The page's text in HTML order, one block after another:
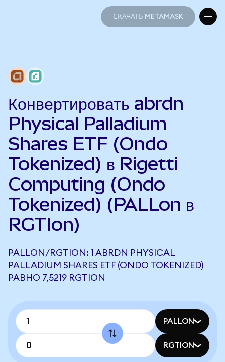
СКАЧАТЬ METAMASK
Конвертировать abrdn
Physical Palladium
Shares ETF (Ondo
Tokenized) в Rigetti
Computing (Ondo
Tokenized) (PALLon в
RGTIon)
PALLON/RGTION: 1 ABRDN PHYSICAL
PALLADIUM SHARES ETF (ONDO TOKENIZED)
РАВНО 7,5219 RGTION
PALLON
RGTION